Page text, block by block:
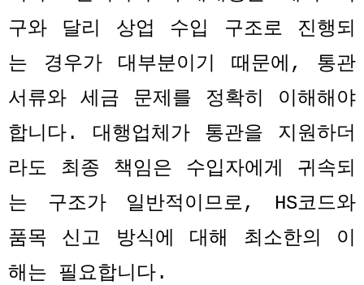
구와 달리 상업 수입 구조로 진행되
는 경우가 대부분이기 때문에 , 통관
서류와 세금 문제를 정확히 이해해야
합니다. 대행업체가 통관을 지원하더
라도 최종 책임은 수입자에게 귀속되
는 구조가 일반적이므로, HS코드와
품목 신고 방식에 대해 최소한의 이
해는 필요합니다.